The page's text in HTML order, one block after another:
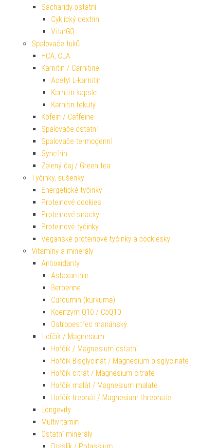
Sacharidy ostatní
Cyklický dextrin
VitarGO
Spalovače tuků
HCA, CLA
Karnitin / Carnitine
Acetyl L-karnitin
Karnitin kapsle
Karnitin tekutý
Kofein / Caffeine
Spalovače ostatní
Spalovače termogenní
Synefrin
Zelený čaj / Green tea
Tyčinky, sušenky
Energetické tyčinky
Proteinové cookies
Proteinové snacky
Proteinové tyčinky
Veganské proteinové tyčinky a cookiesky
Vitamíny a minerály
Antioxidanty
Astaxanthin
Berberine
Curcumin (kurkuma)
Koenzym Q10 / CoQ10
Ostropestřec mariánský
Hořčík / Magnesium
Hořčík / Magnesium ostatní
Hořčík Bisglycinát / Magnesium bisglycinate
Hořčík citrát / Magnesium citrate
Hořčík malát / Magnesium malate
Hořčík treonát / Magnesium threonate
Longevity
Multivitamin
Ostatní minerály
Draslík / Potassium